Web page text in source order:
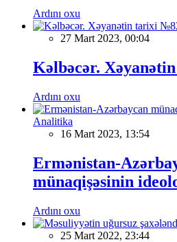
Ardını oxu
27 Mart 2023, 00:04
Kəlbəcər.
Ardını oxu
Analitika
16 Mart 2023, 13:54
Ermənistan-
münaqişəsinin
Ardını oxu
25 Mart 2022, 23:44